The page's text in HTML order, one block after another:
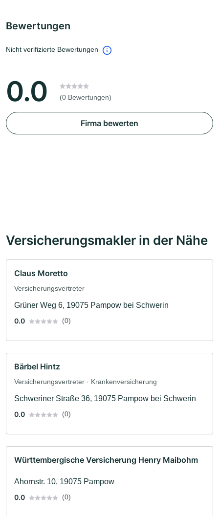
Bewertungen
Nicht verifizierte Bewertungen
0.0 (0 Bewertungen)
Firma bewerten
Versicherungsmakler in der Nähe
Claus Moretto
Versicherungsvertreter
Grüner Weg 6, 19075 Pampow bei Schwerin
0.0
(0)
Bärbel Hintz
Versicherungsvertreter · Krankenversicherung
Schweriner Straße 36, 19075 Pampow bei Schwerin
0.0
(0)
Württembergische Versicherung Henry Maibohm
Ahornstr. 10, 19075 Pampow
0.0
(0)